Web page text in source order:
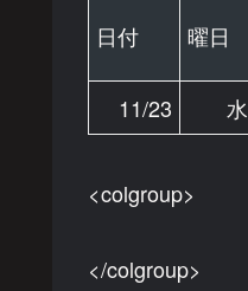
日付 曜日
11/23 水
<colgroup>
</colgroup>